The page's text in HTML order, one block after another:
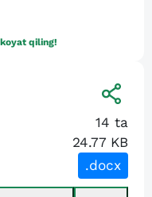
qiling!
14 ta
24.77 KB
.docx